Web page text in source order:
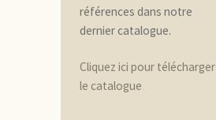
références dans notre
dernier catalogue.
Cliquez ici pour télécharger
le catalogue